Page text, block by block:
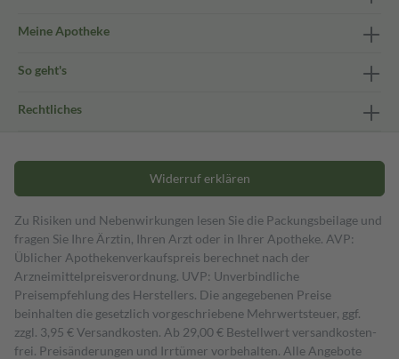
Meine Apotheke
So geht's
Rechtliches
Widerruf erklären
Zu Risiken und Nebenwirkungen lesen Sie die Packungsbeilage und
fragen Sie Ihre Ärztin, Ihren Arzt oder in Ihrer Apotheke. AVP:
Üblicher Apothekenverkaufspreis berechnet nach der
Arzneimittelpreisverordnung. UVP: Unverbindliche
Preisempfehlung des Herstellers. Die angegebenen Preise
beinhalten die gesetzlich vorgeschriebene Mehrwertsteuer, ggf.
zzgl. 3,95 € Versandkosten. Ab 29,00 € Bestell­wert versand­kosten­
frei. Preisänderungen und Irrtümer vorbehalten. Alle Angebote